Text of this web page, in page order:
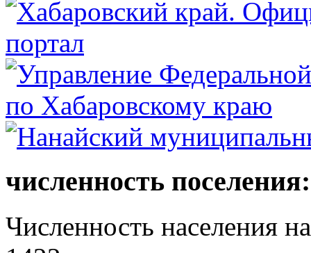
численность поселения:
Численность населения